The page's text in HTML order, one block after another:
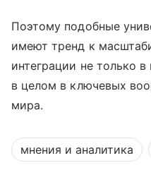
Поэтому подобные
имеют тренд к
интеграции не только
в целом в ключевых
мира.
мнения и аналитика